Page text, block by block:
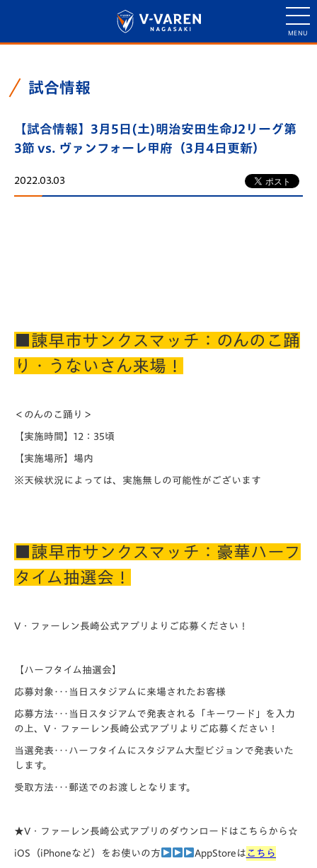
試合情報
【試合情報】3月5日(土)明治安田生命J2リーグ第
3節 vs. ヴァンフォーレ甲府（3月4日更新）
2022.03.03
■諫早市サンクスマッチ：のんのこ踊
り・うないさん来場！
＜のんのこ踊り＞
【実施時間】12：35頃
【実施場所】場内
※天候状況によっては、実施無しの可能性がございます
■諫早市サンクスマッチ：豪華ハーフ
タイム抽選会！
V・ファーレン長崎公式アプリよりご応募ください！
【ハーフタイム抽選会】
応募対象･･･当日スタジアムに来場されたお客様
応募方法･･･当日スタジアムで発表される「キーワード」を入力
の上、V・ファーレン長崎公式アプリよりご応募ください！
当選発表･･･ハーフタイムにスタジアム大型ビジョンで発表いた
します。
受取方法･･･郵送でのお渡しとなります。
★V・ファーレン長崎公式アプリのダウンロードはこちらから☆
iOS（iPhoneなど）をお使いの方 AppStoreは こちら